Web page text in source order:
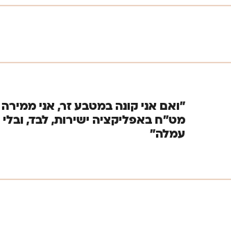
״ואם אני קונה במטבע זר, אני ממירה
מט״ח באפליקציה ישירות, לבד, ובלי
עמלה״